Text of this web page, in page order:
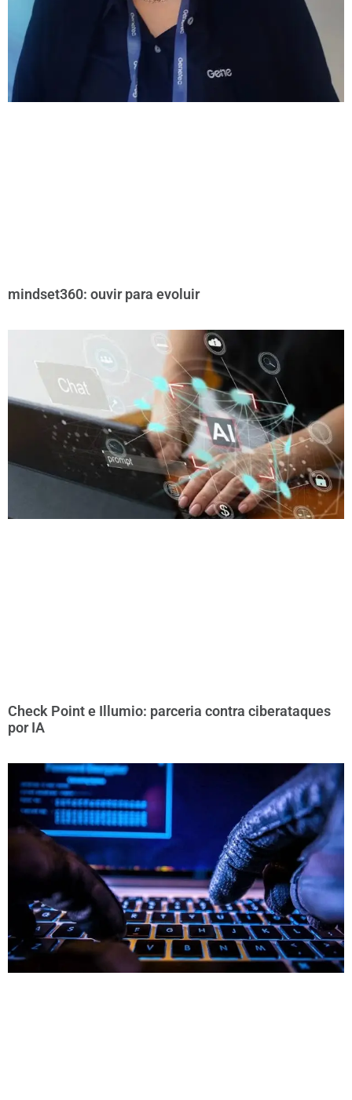
mindset360: ouvir para evoluir
Check Point e Illumio: parceria contra ciberataques
por IA